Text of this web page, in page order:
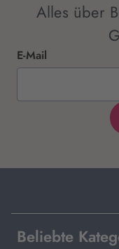
Alles über
E-Mail
Beliebte